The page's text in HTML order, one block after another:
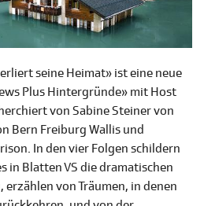
seine Heimat» ist eine neue
Plus Hintergründe» mit Host
von Sabine Steiner von
Bern Freiburg Wallis und
In den vier Folgen schildern
in Blatten VS die dramatischen
von Träumen, in denen